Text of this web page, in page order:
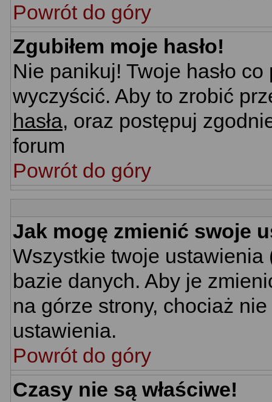
Powrót do góry
Zgubiłem moje hasło!
Nie panikuj! Twoje hasło
wyczyścić. Aby to zrobić
hasła, oraz postępuj
forum
Powrót do góry
Jak mogę zmienić swoje
Wszystkie twoje
bazie danych. Aby je
na górze strony, chociaż
ustawienia.
Powrót do góry
Czasy nie są właściwe!